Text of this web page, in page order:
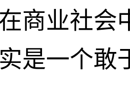
商业社会
是一个敢